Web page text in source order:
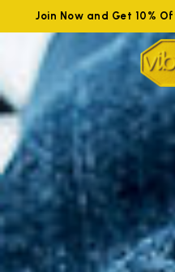
Join Now and Get 10%